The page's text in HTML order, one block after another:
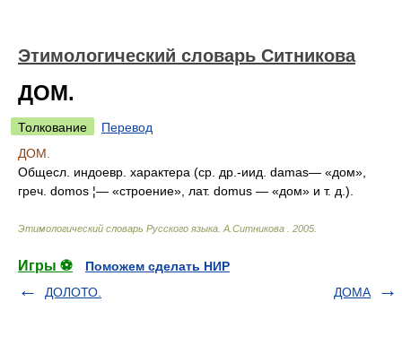
Этимологический словарь Ситникова
ДОМ.
Толкование
Перевод
ДОМ.
Общесл. индоевр. характера (ср. др.-иид. damas— «дом»,
греч. domos ¦— «строение», лат. domus — «дом» и т. д.).
Этимологический словарь Русского языка А.Ситникова 2005
Игры ⚽
Поможем сделать НИР
ДОЛОТО.
ДОМА